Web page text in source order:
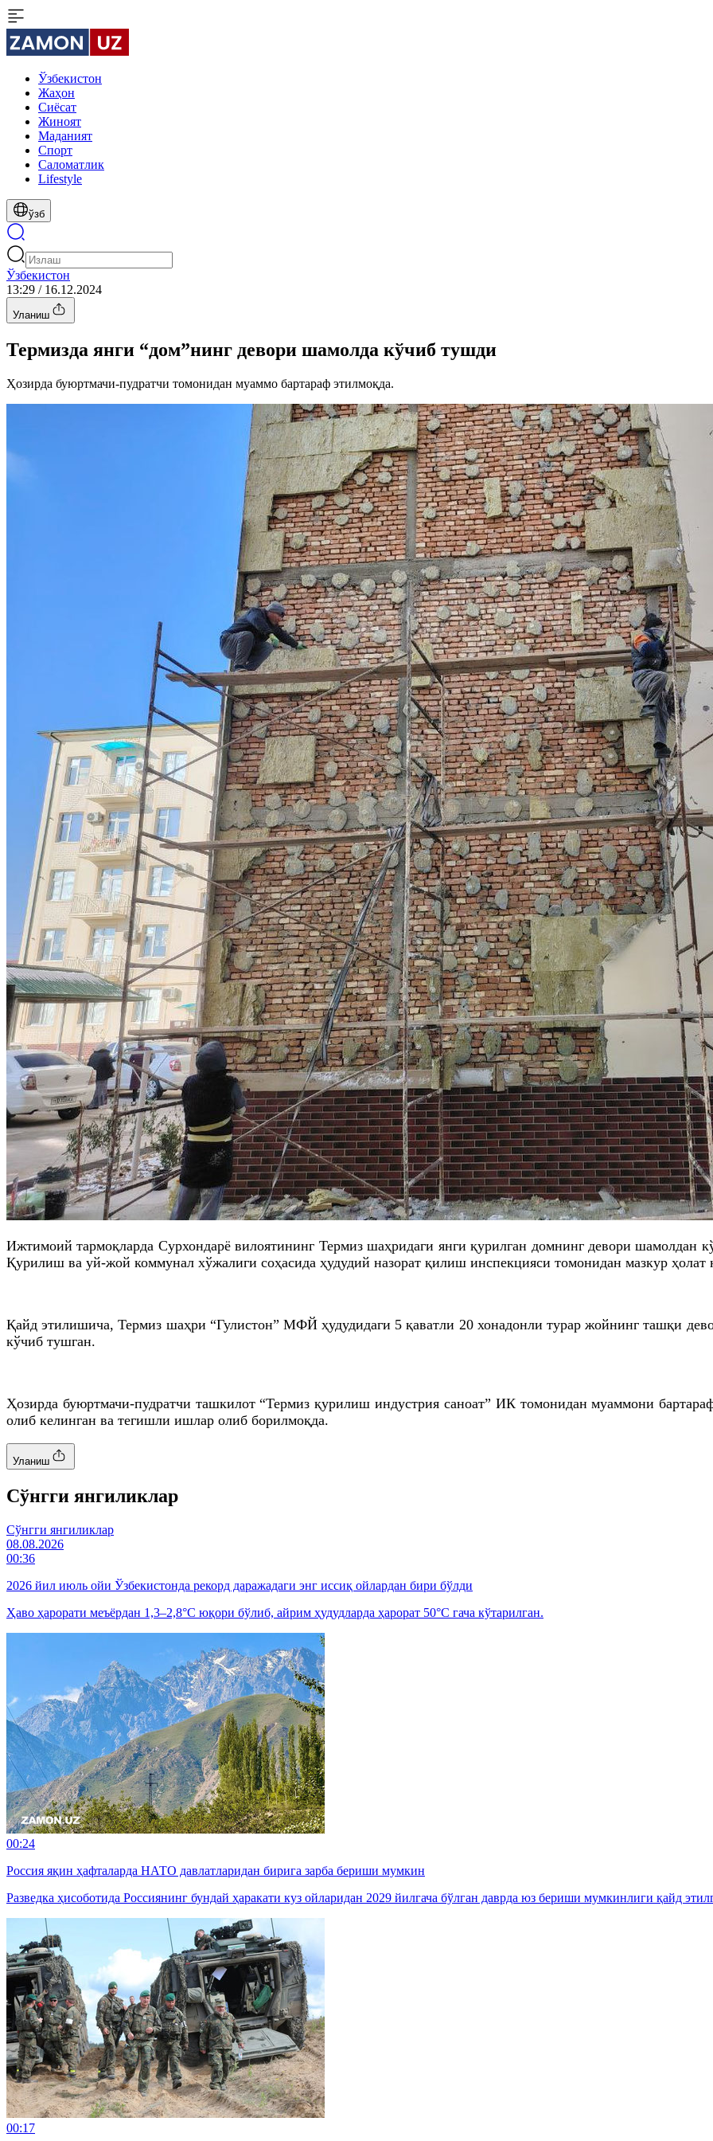
Ўзбекистон
Жаҳон
Сиёсат
Жиноят
Маданият
Спорт
Cаломатлик
Lifestyle
ўзб
Ўзбекистон
13:29 / 16.12.2024
Уланиш
Термизда янги “дом”нинг девори шамолда кўчиб тушди
Ҳозирда буюртмачи-пудратчи томонидан муаммо бартараф этилмоқда.
Ижтимоий тармоқларда Сурхондарё вилоятининг Термиз шаҳридаги янги қурилган домнинг девори шамолдан
Қурилиш ва уй-жой коммунал хўжалиги соҳасида ҳудудий назорат қилиш инспекцияси томонидан мазкур ҳолат
Қайд этилишича, Термиз шаҳри “Гулистон” МФЙ ҳудудидаги 5 қаватли 20 хонадонли турар жойнинг ташқи
кўчиб тушган.
Ҳозирда буюртмачи-пудратчи ташкилот “Термиз қурилиш индустрия саноат” ИК томонидан муаммони
олиб келинган ва тегишли ишлар олиб борилмоқда.
Уланиш
Cўнгги янгиликлар
Cўнгги янгиликлар
08.08.2026
00:36
2026 йил июль ойи Ўзбекистонда рекорд даражадаги энг иссиқ ойлардан бири бўлди
Ҳаво ҳарорати меъёрдан 1,3–2,8°C юқори бўлиб, айрим ҳудудларда ҳарорат 50°C гача кўтарилган.
00:24
Россия яқин ҳафталарда НАТО давлатларидан бирига зарба бериши мумкин
Разведка ҳисоботида Россиянинг бундай ҳаракати куз ойларидан 2029 йилгача бўлган даврда юз бериши мумкинлиги қайд
00:17